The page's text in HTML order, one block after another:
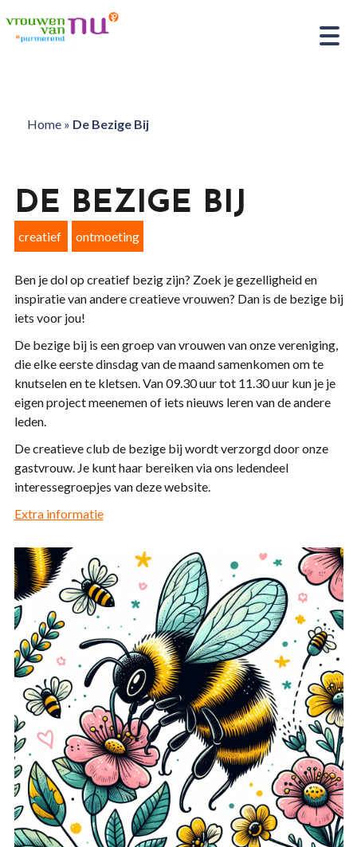
Home» De Bezige Bij
DE BEZIGE BIJ
creatief ontmoeting
Ben je dol op creatief bezig zijn? Zoek je gezelligheid en
inspiratie van andere creatieve vrouwen? Dan is de bezige bij
iets voor jou!
De bezige bij is een groep van vrouwen van onze vereniging,
die elke eerste dinsdag van de maand samenkomen om te
knutselen en te kletsen. Van 09.30 uur tot 11.30 uur kun je je
eigen project meenemen of iets nieuws leren van de andere
leden.
De creatieve club de bezige bij wordt verzorgd door onze
gastvrouw. Je kunt haar bereiken via ons ledendeel
interessegroepjes van deze website.
Extra informatie